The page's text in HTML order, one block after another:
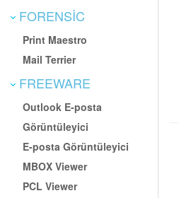
FORENSIC
Print Maestro
Mail Terrier
FREEWARE
Outlook E-posta
Görüntüleyici
E-posta Görüntüleyici
MBOX Viewer
PCL Viewer